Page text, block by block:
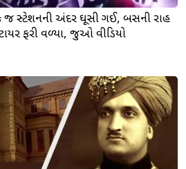
સ્ટેશનની અંદર ઘૂસી ગઈ, બસની રાહ
ફરી વળ્યા, જુઓ વીડિયો